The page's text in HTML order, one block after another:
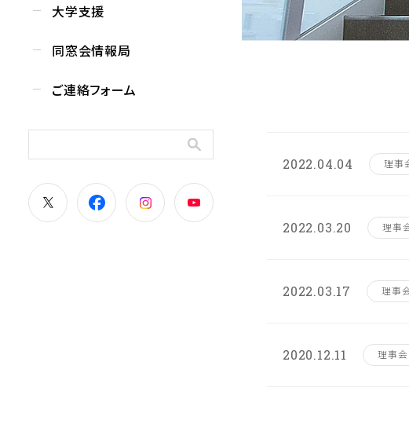
大学支援
同窓会情報局
ご連絡フォーム
2022.04.04 理事
2022.03.20 理事
2022.03.17 理事
2020.12.11 理事会